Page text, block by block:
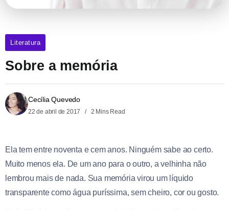
Literatura
Sobre a memória
Cecília Quevedo
22 de abril de 2017 2 Mins Read
Ela tem entre noventa e cem anos. Ninguém sabe ao certo.
Muito menos ela. De um ano para o outro, a velhinha não
lembrou mais de nada. Sua memória virou um líquido
transparente como água puríssima, sem cheiro, cor ou gosto.